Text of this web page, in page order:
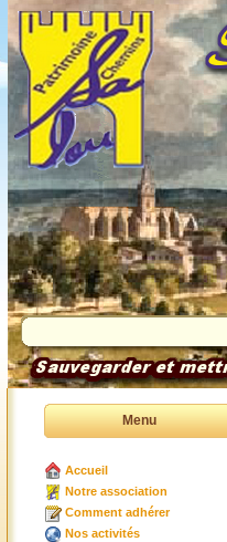
Menu
Accueil
Notre association
Comment adhérer
Nos activités